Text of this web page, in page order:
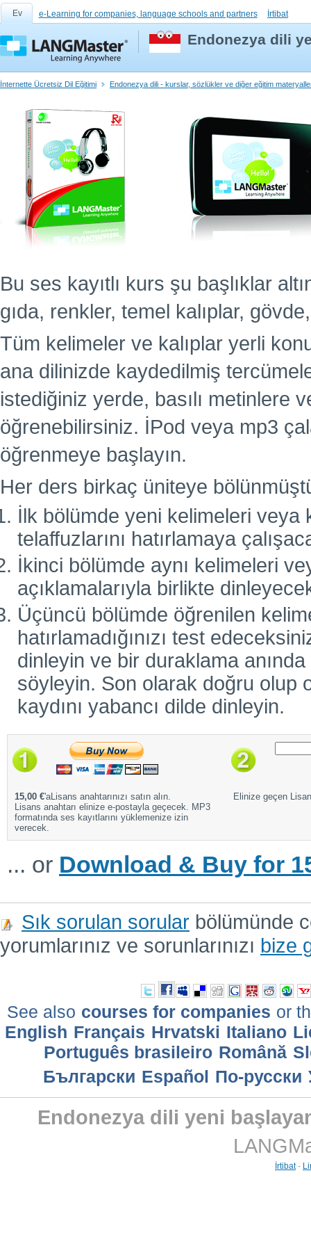
Ev e-Learning for companies, language schools and partners İrtibat
Endonezya dili
İnternette Ücretsiz Dil Eğitimi Endonezya dili - kurslar, sözlükler ve diğer eğitim
Bu ses kayıtlı kurs şu başlıklar
gıda, renkler, temel kalıplar,
Tüm kelimeler ve kalıplar yerli
ana dilinizde kaydedilmiş
istediğiniz yerde, basılı metinlere
öğrenebilirsiniz. İPod veya mp3
öğrenmeye başlayın.
Her ders birkaç üniteye
İlk bölümde yeni kelimeleri veya
telaffuzlarını hatırlamaya
İkinci bölümde aynı kelimeleri
açıklamalarıyla birlikte
Üçüncü bölümde öğrenilen
hatırlamadığınızı test
dinleyin ve bir duraklama
söyleyin. Son olarak doğru olup
kaydını yabancı dilde dinleyin.
15,00 €'aLisans anahtarınızı satın alın.
Lisans anahtarı elinize e-postayla geçecek. MP3
formatında ses kayıtlarını yüklemenize izin
verecek.
Elinize geçen
... or Download & Buy for
Sık sorulan sorular bölümünde
yorumlarınız ve sorunlarınızı bize
See also courses for companies or
English Français Hrvatski Italiano
Português brasileiro Română
Български Еspañol По-русски
Endonezya dili yeni
İrtibat-